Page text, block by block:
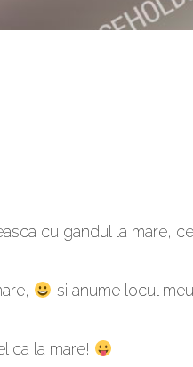
cu gandul la mare,
si anume locul
ca la mare!